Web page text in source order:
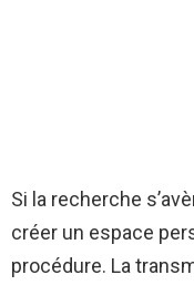
Si la recherche
créer un espace
procédure. La